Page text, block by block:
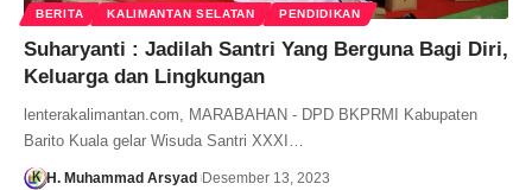
BERITA KALIMANTAN SELATAN PENDIDIKAN
Suharyanti : Jadilah Santri Yang Berguna Bagi Diri,
Keluarga dan Lingkungan
lenterakalimantan.com, MARABAHAN - DPD BKPRMI Kabupaten
Barito Kuala gelar Wisuda Santri XXXI…
H. Muhammad Arsyad Desember 13, 2023